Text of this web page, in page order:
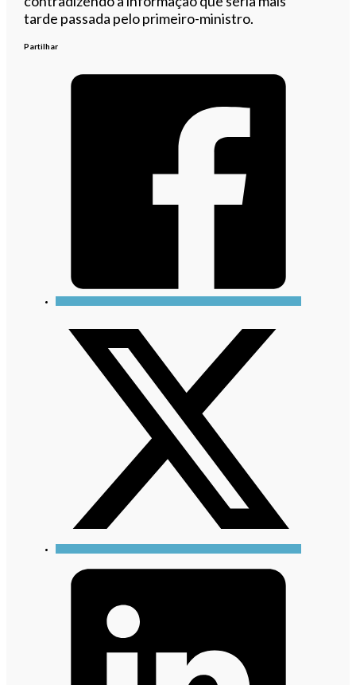
tarde passada pelo primeiro-ministro.
Partilhar